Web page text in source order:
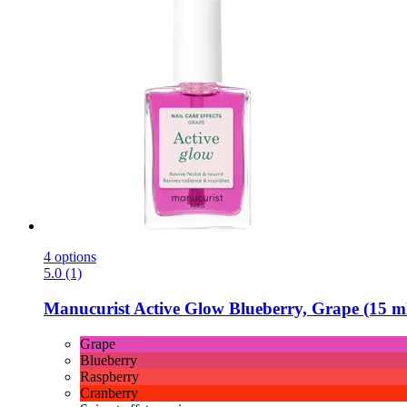
4 options
5.0 (1)
Manucurist Active Glow Blueberry, Grape (15
Grape
Blueberry
Raspberry
Cranberry